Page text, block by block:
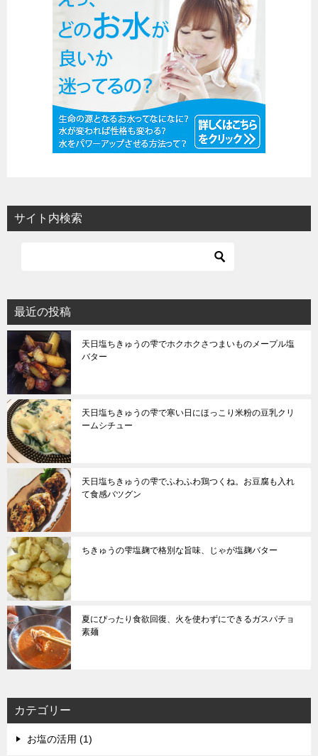
サイト内検索
最近の投稿
天日塩ちきゅうの雫でホクホクさつまいものメープル塩
バター
天日塩ちきゅうの雫で寒い日にほっこり米粉の豆乳クリ
ームシチュー
天日塩ちきゅうの雫でふわふわ鶏つくね。お豆腐も入れ
て食感バツグン
ちきゅうの雫塩麹で格別な旨味、じゃが塩麹バター
夏にぴったり食欲回復、火を使わずにできるガスパチョ
素麺
カテゴリー
お塩の活用 (1)